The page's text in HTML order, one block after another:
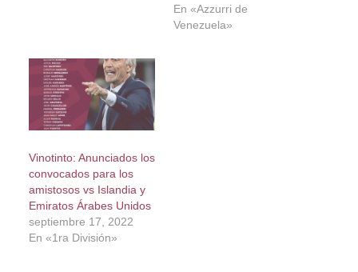
En «Azzurri de
Venezuela»
Vinotinto: Anunciados los
convocados para los
amistosos vs Islandia y
Emiratos Árabes Unidos
septiembre 17, 2022
En «1ra División»